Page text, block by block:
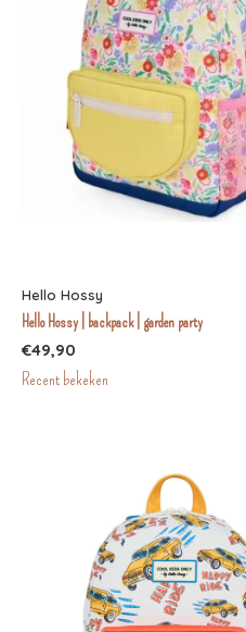
Hello Hossy
Hello Hossy | backpack | garden party
€49,90
Recent bekeken